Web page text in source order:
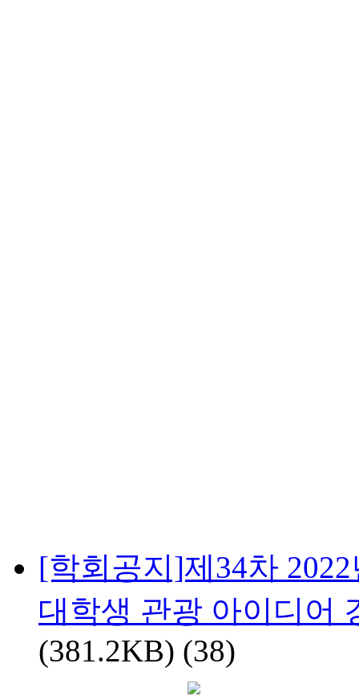
[학회공지]제34차
대학생 관광 아이디어
(381.2KB) (38)